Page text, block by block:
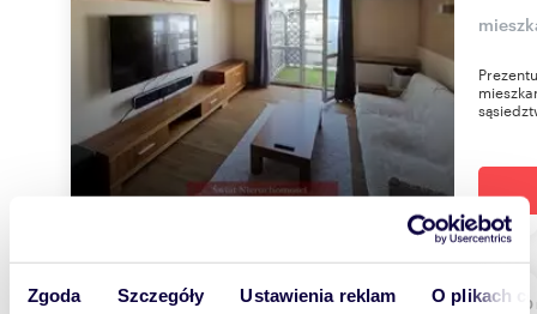
Zgoda Szczegóły Ustawienia reklam O plikach61,40